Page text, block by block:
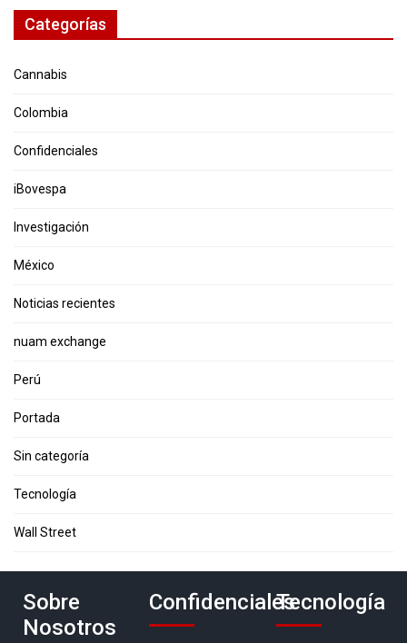
Categorías
Cannabis
Colombia
Confidenciales
iBovespa
Investigación
México
Noticias recientes
nuam exchange
Perú
Portada
Sin categoría
Tecnología
Wall Street
Sobre
Nosotros
ConfidencialesTecnología